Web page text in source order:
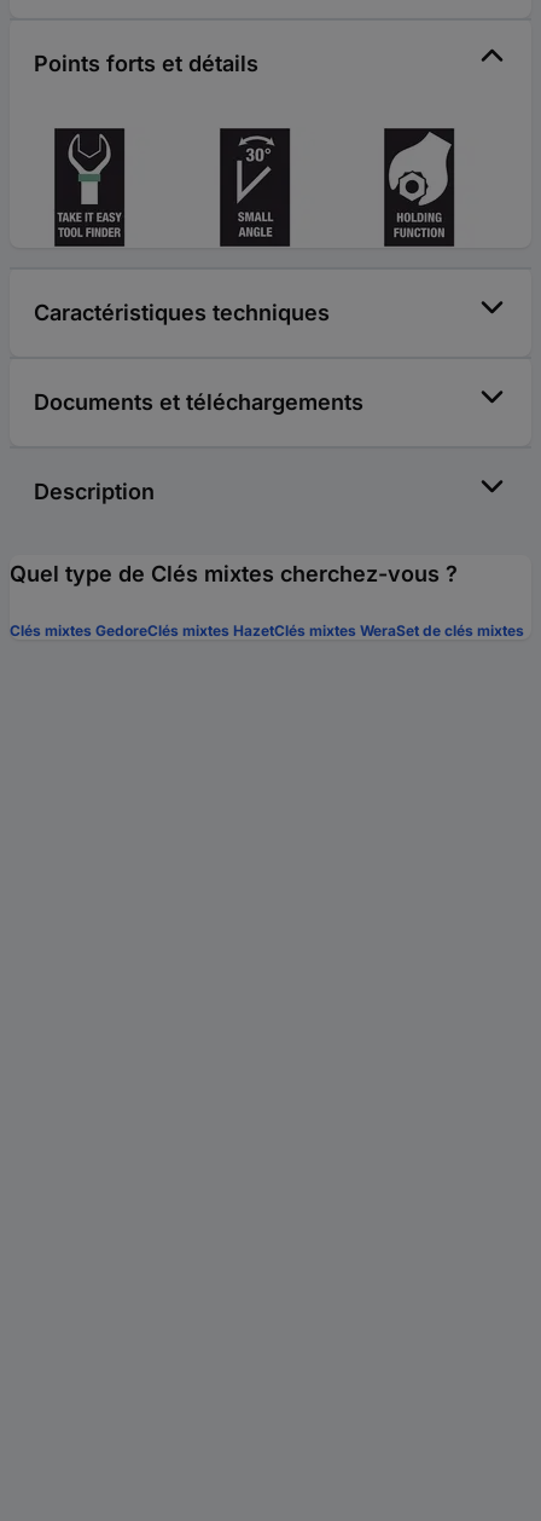
Points forts et détails
Caractéristiques techniques
Documents et téléchargements
Description
Quel type de Clés mixtes cherchez-vous ?
Clés mixtes GedoreClés mixtes HazetClés mixtes WeraSet de clés mixtes